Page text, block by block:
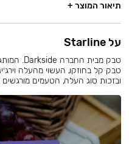
תיאור המוצר +
על Starline
טבק קל בחוזקו, העשוי מהעלה
ובזכות סוג העלה, הטעמים